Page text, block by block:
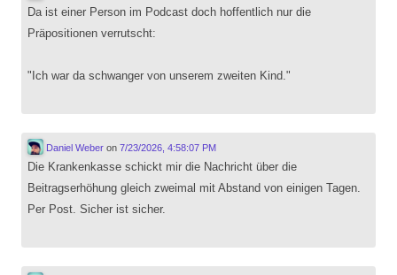
Da ist einer Person im Podcast doch hoffentlich nur die
Präpositionen verrutscht:
"Ich war da schwanger von unserem zweiten Kind."
Daniel Weberon 7/23/2026, 4:58:07 PM
Die Krankenkasse schickt mir die Nachricht über die
Beitragserhöhung gleich zweimal mit Abstand von einigen Tagen.
Per Post. Sicher ist sicher.